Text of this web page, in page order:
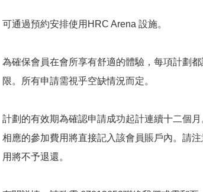
可通過預約安排使用HRC Arena 設施。
為確保會員在會所享有舒適的體驗，每項計劃都
限。所有申請需視乎空缺情況而定。
計劃的有效期為確認申請成功起計連續十二個月
相應的參加費用將直接記入該會員賬戶內。請
用將不予退還。